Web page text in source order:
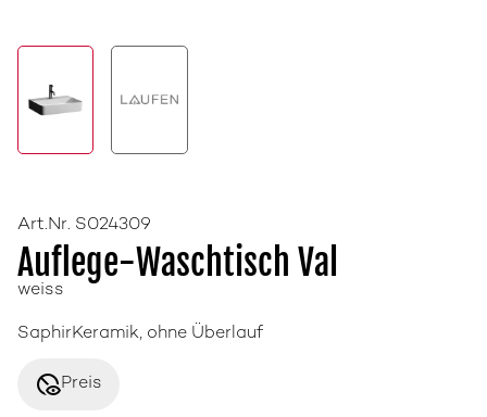
Art.Nr. S024309
Auflege-Waschtisch Val
weiss
SaphirKeramik, ohne Überlauf
disabled_visiblePreis